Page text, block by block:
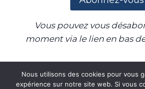
Vous pouvez vous
moment via le lien en bas
© Dream Racer Boats
Nous utilisons des cookies pour vous
expérience sur notre site web. Si vous